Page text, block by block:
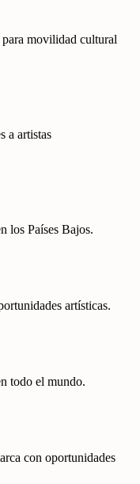
movilidad cultural
a artistas
los Países Bajos.
artísticas.
todo el mundo.
con oportunidades